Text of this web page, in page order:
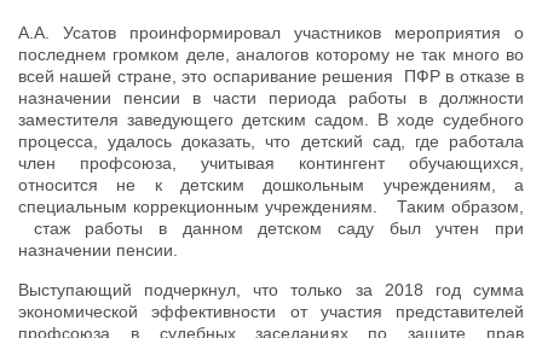
А.А. Усатов проинформировал участников мероприятия о
последнем громком деле, аналогов которому не так много во
всей нашей стране, это оспаривание решения ПФР в отказе в
назначении пенсии в части периода работы в должности
заместителя заведующего детским садом. В ходе судебного
процесса, удалось доказать, что детский сад, где работала
член профсоюза, учитывая контингент обучающихся,
относится не к детским дошкольным учреждениям, а
специальным коррекционным учреждениям. Таким образом,
стаж работы в данном детском саду был учтен при
назначении пенсии.
Выступающий подчеркнул, что только за 2018 год сумма
экономической эффективности от участия представителей
профсоюза в судебных заседаниях по защите прав